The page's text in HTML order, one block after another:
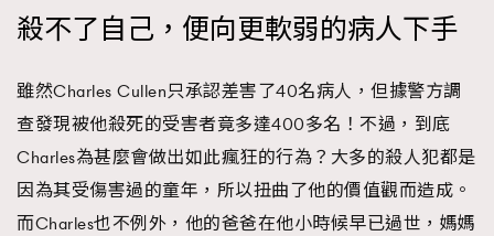
殺不了自己，便向更軟弱的病人下手
雖然Charles Cullen只承認差害了40名病人，但據警方調
查發現被他殺死的受害者竟多達400多名！不過，到底
Charles為甚麼會做出如此瘋狂的行為？大多的殺人犯都是
因為其受傷害過的童年，所以扭曲了他的價值觀而造成。
而Charles也不例外，他的爸爸在他小時候早已過世，媽媽